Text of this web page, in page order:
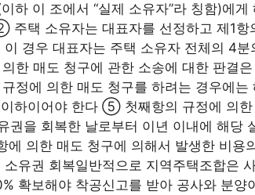
하 이 조에서 “실제 소유자”라 칭함)에
택 소유자는 대표자를 선정하고 제1항
경우 대표자는 주택 소유자 전체의 4
한 매도 청구에 관한 소송에 대한 판결은
정에 의한 매도 청구를 하려는 경우에는
하이어야 한다 ⑤ 첫째항의 규정에 의
권을 회복한 날로부터 이년 이내에 해당
의한 매도 청구에 의해서 발생한 비용
유권 회복일반적으로 지역주택조합은
확보해야 착공신고를 받아 공사와 분양